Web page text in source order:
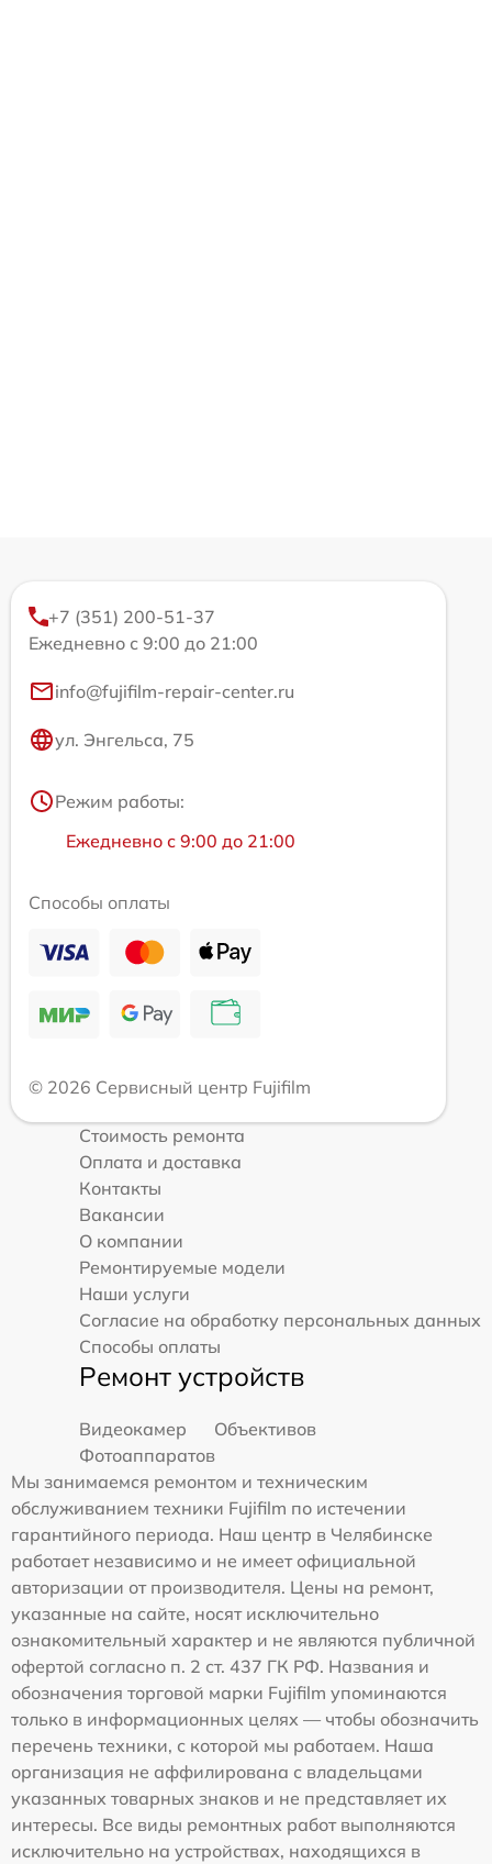
+7 (351) 200-51-37
Ежедневно с 9:00 до 21:00
info@fujifilm-repair-center.ru
ул. Энгельса, 75
Режим работы:
Ежедневно с 9:00 до 21:00
Способы оплаты
© 2026 Сервисный центр Fujifilm
Стоимость ремонта
Оплата и доставка
Контакты
Вакансии
О компании
Ремонтируемые модели
Наши услуги
Согласие на обработку персональных данных
Способы оплаты
Ремонт устройств
Видеокамер
Объективов
Фотоаппаратов
Мы занимаемся ремонтом и техническим
обслуживанием техники Fujifilm по истечении
гарантийного периода. Наш центр в Челябинске
работает независимо и не имеет официальной
авторизации от производителя. Цены на ремонт,
указанные на сайте, носят исключительно
ознакомительный характер и не являются публичной
офертой согласно п. 2 ст. 437 ГК РФ. Названия и
обозначения торговой марки Fujifilm упоминаются
только в информационных целях — чтобы обозначить
перечень техники, с которой мы работаем. Наша
организация не аффилирована с владельцами
указанных товарных знаков и не представляет их
интересы. Все виды ремонтных работ выполняются
исключительно на устройствах, находящихся в